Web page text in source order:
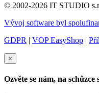
© 2002-2026 IT STUDIO
Vývoj software byl
GDPR | VOP EasyShop |
×
Ozvěte se nám, na schůzce